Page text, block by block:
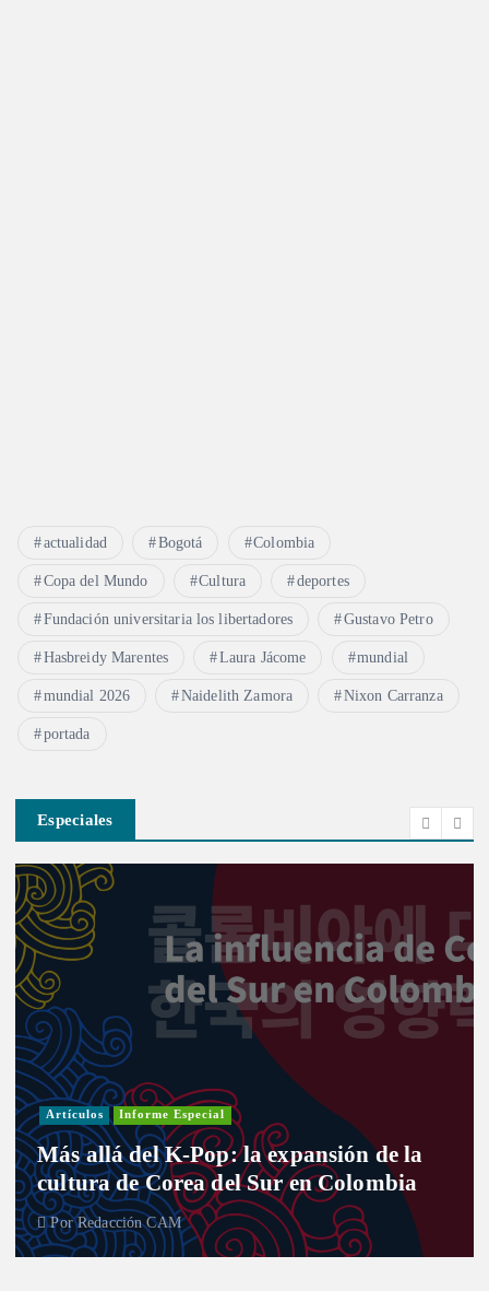
actualidad Bogotá Colombia
Copa del Mundo Cultura deportes
Fundación universitaria los libertadores Gustavo Petro
Hasbreidy Marentes Laura Jácome mundial
mundial 2026 Naidelith Zamora Nixon Carranza
portada
Especiales
Artículos Informe Especial
Más allá del K-Pop: la expansión de la
cultura de Corea del Sur en Colombia
PorRedacción CAM